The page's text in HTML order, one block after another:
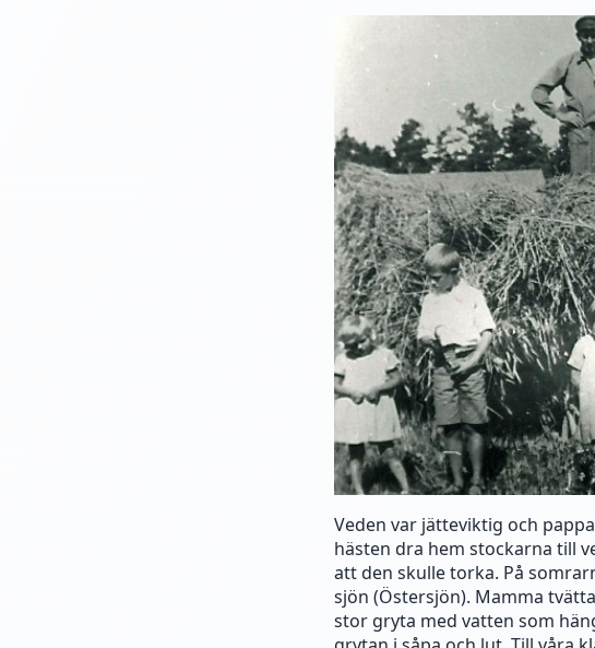
Veden var jätteviktig och
hästen dra hem stockarna till
att den skulle torka. På
sjön (Östersjön). Mamma
stor gryta med vatten som